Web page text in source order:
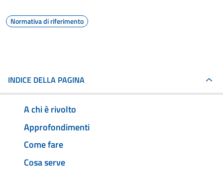
Normativa di riferimento
INDICE DELLA PAGINA
A chi è rivolto
Approfondimenti
Come fare
Cosa serve